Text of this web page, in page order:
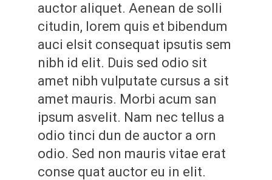
auctor aliquet. Aenean de solli
citudin, lorem quis et bibendum
auci elsit consequat ipsutis sem
nibh id elit. Duis sed odio sit
amet nibh vulputate cursus a sit
amet mauris. Morbi acum san
ipsum asvelit. Nam nec tellus a
odio tinci dun de auctor a orn
odio. Sed non mauris vitae erat
conse quat auctor eu in elit.